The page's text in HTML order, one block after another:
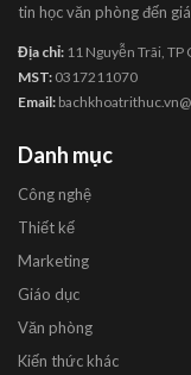
tin học văn phòng đến
Địa chỉ: 11 Nguyễn Trãi,
MST: 0317211070
Email:
Danh mục
Công nghệ
Thiết kế
Marketing
Giáo dục
Văn phòng
Kiến thức khác